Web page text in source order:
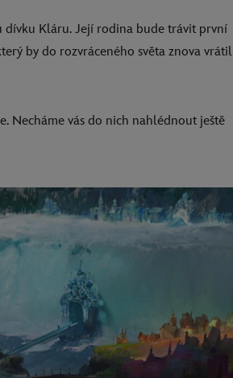
dívku Kláru. Její rodina bude trávit první
by do rozvráceného světa znova vrátil
Necháme vás do nich nahlédnout ještě